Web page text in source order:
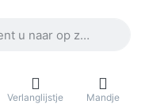
Verlanglijstje Mandje